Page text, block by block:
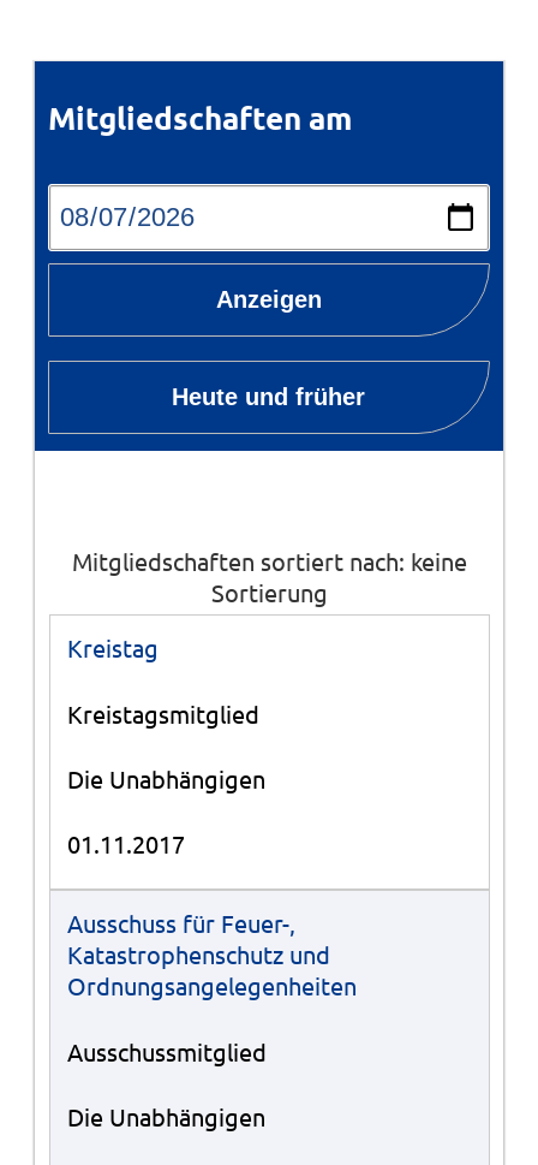
Mitgliedschaften am
Anzeigen
Heute und früher
Mitgliedschaften sortiert nach: keine
Sortierung
Kreistag
Kreistagsmitglied
Die Unabhängigen
01.11.2017
Ausschuss für Feuer-,
Katastrophenschutz und
Ordnungsangelegenheiten
Ausschussmitglied
Die Unabhängigen